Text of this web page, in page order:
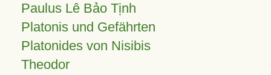
Paulus Lê Bảo Tịnh
Platonis und Gefährten
Platonides von Nisibis
Theodor